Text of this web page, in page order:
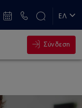
ΕΛ
Σύνδεση